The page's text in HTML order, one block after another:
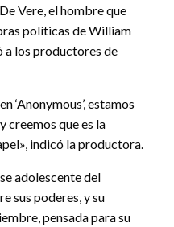
Vere, el hombre que
políticas de William
a los productores de
‘Anonymous’, estamos
creemos que es la
indicó la productora.
adolescente del
sus poderes, y su
pensada para su